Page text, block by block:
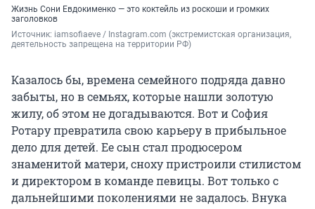
Жизнь Сони Евдокименко — это коктейль из роскоши и громких
заголовков
Источник: iamsofiaeve / Instagram.com (экстремистская организация,
деятельность запрещена на территории РФ)
Казалось бы, времена семейного подряда давно
забыты, но в семьях, которые нашли золотую
жилу, об этом не догадываются. Вот и София
Ротару превратила свою карьеру в прибыльное
дело для детей. Ее сын стал продюсером
знаменитой матери, сноху пристроили стилистом
и директором в команде певицы. Вот только с
дальнейшими поколениями не задалось. Внука